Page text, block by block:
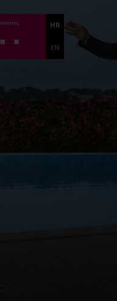
HR
EN